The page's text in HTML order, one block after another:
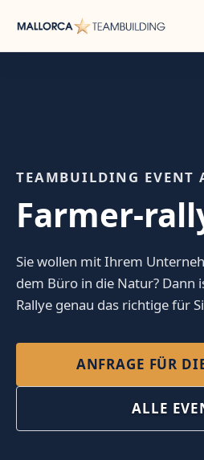
Inhalt
springen
TEAMBUILDING EVENT
Farmer-
Sie wollen mit Ihrem
dem Büro in die Natur? Dann
Rallye genau das richtige für
ANFRAGE FÜR
ALLE